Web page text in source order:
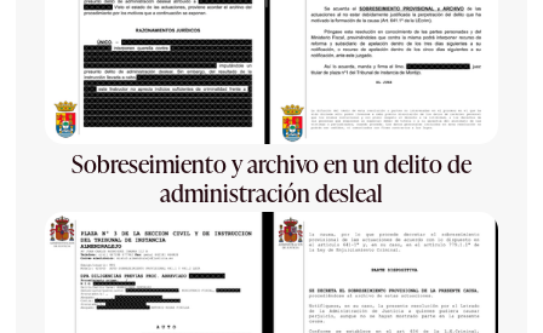
Sobreseimiento y archivo en un delito de
administración desleal